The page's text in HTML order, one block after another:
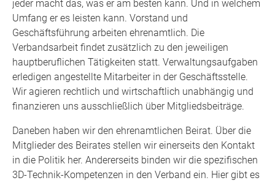
jeder macht das, was er am besten kann. Und in welchem
Umfang er es leisten kann. Vorstand und
Geschäftsführung arbeiten ehrenamtlich. Die
Verbandsarbeit findet zusätzlich zu den jeweiligen
hauptberuflichen Tätigkeiten statt. Verwaltungsaufgaben
erledigen angestellte Mitarbeiter in der Geschäftsstelle.
Wir agieren rechtlich und wirtschaftlich unabhängig und
finanzieren uns ausschließlich über Mitgliedsbeiträge.
Daneben haben wir den ehrenamtlichen Beirat. Über die
Mitglieder des Beirates stellen wir einerseits den Kontakt
in die Politik her. Andererseits binden wir die spezifischen
3D-Technik-Kompetenzen in den Verband ein. Hier gibt es